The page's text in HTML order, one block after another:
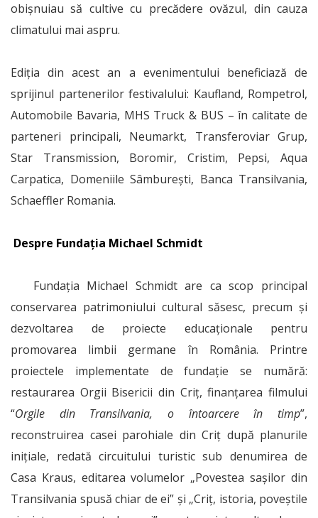
obișnuiau să cultive cu precădere ovăzul, din cauza
climatului mai aspru.
Ediția din acest an a evenimentului beneficiază de
sprijinul partenerilor festivalului: Kaufland, Rompetrol,
Automobile Bavaria, MHS Truck & BUS – în calitate de
parteneri principali, Neumarkt, Transferoviar Grup,
Star Transmission, Boromir, Cristim, Pepsi, Aqua
Carpatica, Domeniile Sâmburești, Banca Transilvania,
Schaeffler Romania.
Despre Fundația Michael Schmidt
Fundația Michael Schmidt are ca scop principal
conservarea patrimoniului cultural săsesc, precum și
dezvoltarea de proiecte educaționale pentru
promovarea limbii germane în România. Printre
proiectele implementate de fundație se numără:
restaurarea Orgii Bisericii din Criț, finanțarea filmului
“Orgile din Transilvania, o întoarcere în timp”,
reconstruirea casei parohiale din Criț după planurile
inițiale, redată circuitului turistic sub denumirea de
Casa Kraus, editarea volumelor „Povestea sașilor din
Transilvania spusă chiar de ei” și „Criț, istoria, poveștile